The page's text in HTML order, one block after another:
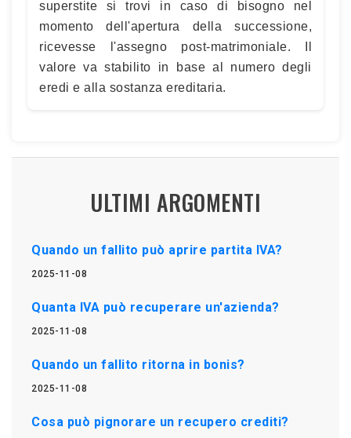
superstite si trovi in caso di bisogno nel
momento dell'apertura della successione,
ricevesse l'assegno post-matrimoniale. Il
valore va stabilito in base al numero degli
eredi e alla sostanza ereditaria.
ULTIMI ARGOMENTI
Quando un fallito può aprire partita IVA?
2025-11-08
Quanta IVA può recuperare un'azienda?
2025-11-08
Quando un fallito ritorna in bonis?
2025-11-08
Cosa può pignorare un recupero crediti?